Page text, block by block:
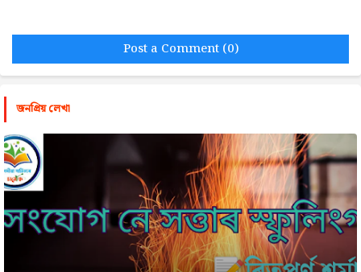
Post a Comment (0)
জনপ্রিয় লেখা